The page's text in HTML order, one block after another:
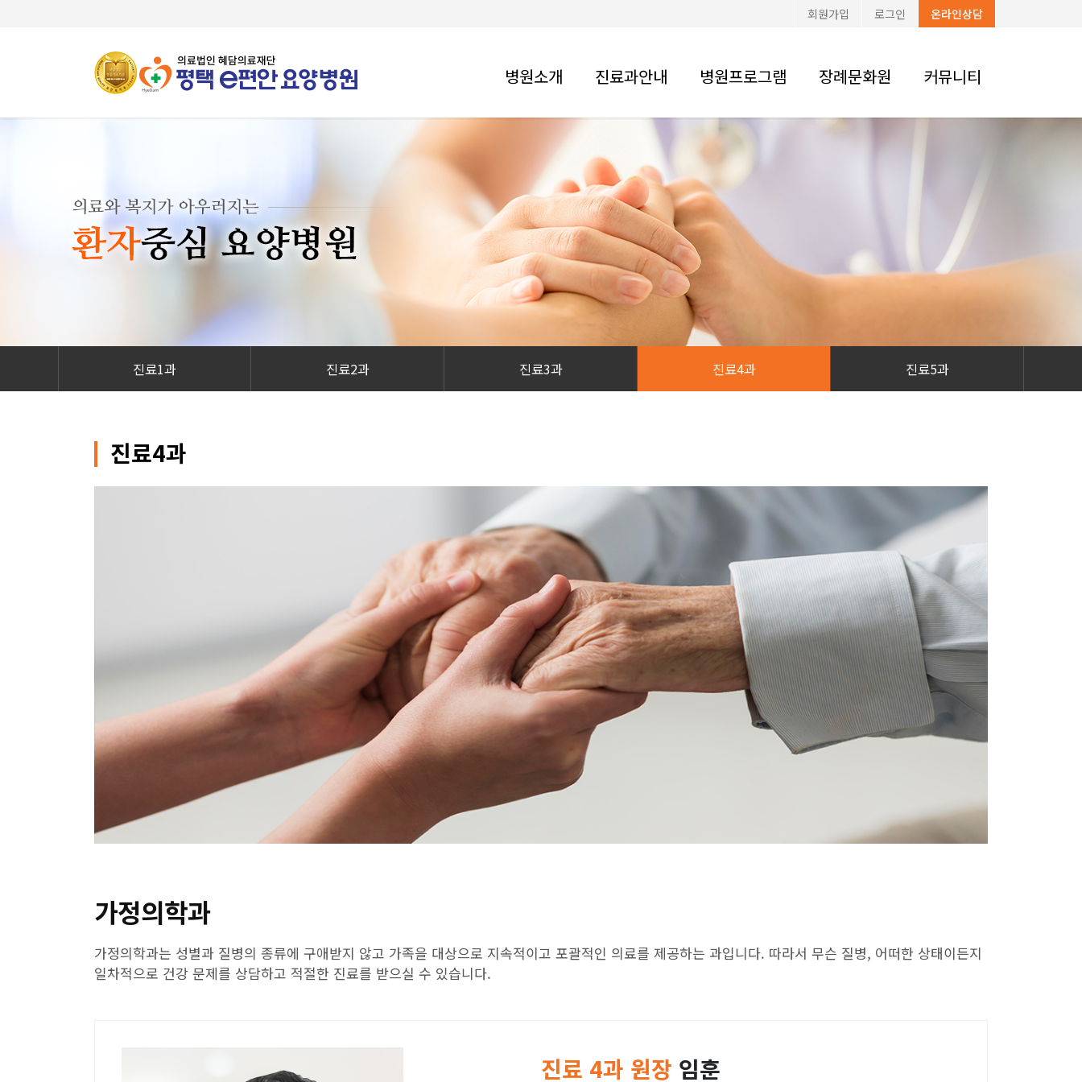
온라인상담
로그인
회원가입
병원소개 진료과안내 병원프로그램 장례문화원 커뮤니티
진료1과 진료2과 진료3과 진료4과 진료5과
진료4과
가정의학과
가정의학과는 성별과 질병의 종류에 구애받지 않고 가족을 대상으로 지속적이고 포괄적인 의료를 제공하는 과입니다. 따라서 무슨 질병, 어떠한 상태이든지
일차적으로 건강 문제를 상담하고 적절한 진료를 받으실 수 있습니다.
진료 4과 원장 임훈